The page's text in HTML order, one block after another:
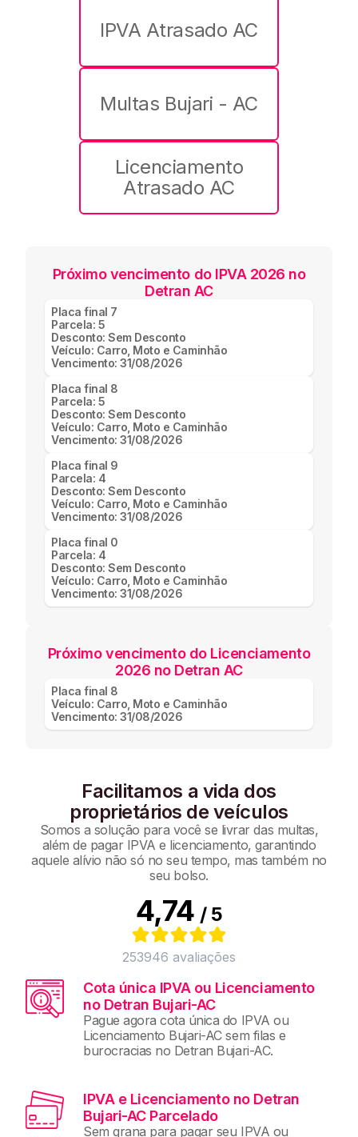
IPVA Atrasado AC
Multas Bujari - AC
Licenciamento
Atrasado AC
Próximo vencimento do IPVA 2026 no
Detran AC
Placa final 7
Parcela: 5
Desconto:Sem Desconto
Veículo: Carro, Moto e Caminhão
Vencimento:31/08/2026
Placa final 8
Parcela: 5
Desconto:Sem Desconto
Veículo: Carro, Moto e Caminhão
Vencimento:31/08/2026
Placa final 9
Parcela: 4
Desconto:Sem Desconto
Veículo: Carro, Moto e Caminhão
Vencimento:31/08/2026
Placa final 0
Parcela: 4
Desconto:Sem Desconto
Veículo: Carro, Moto e Caminhão
Vencimento:31/08/2026
Próximo vencimento do Licenciamento
2026 no Detran AC
Placa final 8
Veículo: Carro, Moto e Caminhão
Vencimento:31/08/2026
Facilitamos a vida dos
proprietários de veículos
Somos a solução para você se livrar das multas,
além de pagar IPVA e licenciamento, garantindo
aquele alívio não só no seu tempo, mas também no
seu bolso.
4,74 / 5
253946 avaliações
Cota única IPVA ou Licenciamento
no Detran Bujari-AC
Pague agora cota única do IPVA ou
Licenciamento Bujari-AC sem filas e
burocracias no Detran Bujari-AC.
IPVA e Licenciamento no Detran
Bujari-AC Parcelado
Sem grana para pagar seu IPVA ou